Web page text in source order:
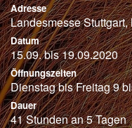
Adresse
Landesmesse
Datum
15.09. bis 19.09.2020
Öffnungszeiten
Dienstag bis Freitag 9
Dauer
41 Stunden an 5 Tagen